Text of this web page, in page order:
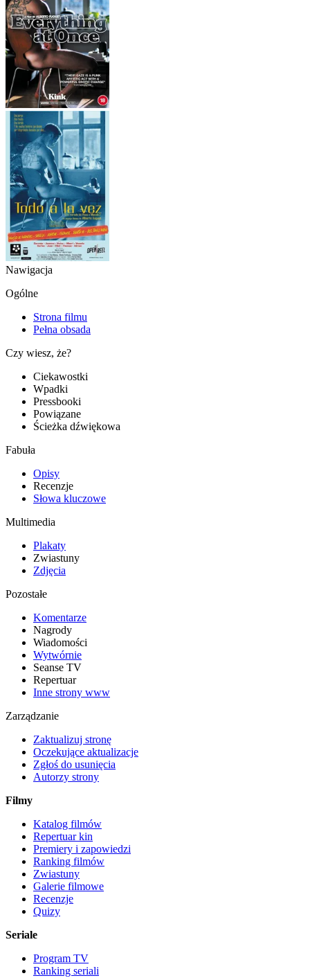
Nawigacja
Ogólne
Strona filmu
Pełna obsada
Czy wiesz, że?
Ciekawostki
Wpadki
Pressbooki
Powiązane
Ścieżka dźwiękowa
Fabuła
Opisy
Recenzje
Słowa kluczowe
Multimedia
Plakaty
Zwiastuny
Zdjęcia
Pozostałe
Komentarze
Nagrody
Wiadomości
Wytwórnie
Seanse TV
Repertuar
Inne strony www
Zarządzanie
Zaktualizuj stronę
Oczekujące aktualizacje
Zgłoś do usunięcia
Autorzy strony
Filmy
Katalog filmów
Repertuar kin
Premiery i zapowiedzi
Ranking filmów
Zwiastuny
Galerie filmowe
Recenzje
Quizy
Seriale
Program TV
Ranking seriali